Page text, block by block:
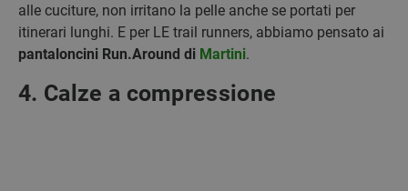
alle cuciture, non irritano la pelle anche se portati per
itinerari lunghi. E per LE trail runners, abbiamo pensato ai
pantaloncini Run.Around di Martini.
4. Calze a compressione